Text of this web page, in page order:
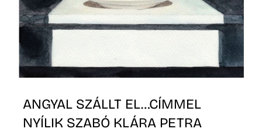
ANGYAL SZÁLLT EL…CÍMMEL
NYÍLIK SZABÓ KLÁRA PETRA